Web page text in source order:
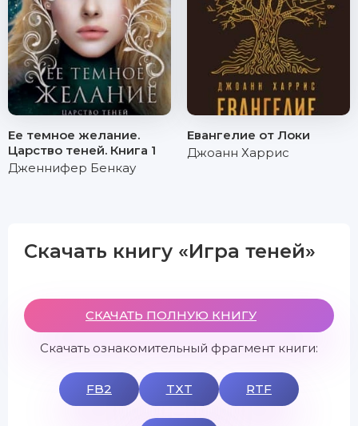
Ее темное желание.
Царство теней. Книга 1
Дженнифер Бенкау
Евангелие от Локи
Джоанн Харрис
Скачать книгу «Игра теней»
СКАЧАТЬ ПОЛНУЮ КНИГУ
Скачать ознакомительный фрагмент книги:
FB2 TXT RTF